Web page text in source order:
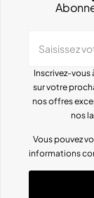
Saisissez
Inscrivez-vous
sur votre
nos offres
nos
Vous pouvez
informations